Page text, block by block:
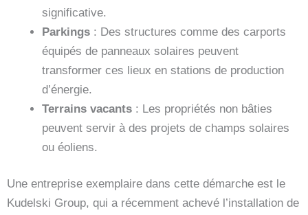
significative.
Parkings : Des structures comme des carports
équipés de panneaux solaires peuvent
transformer ces lieux en stations de production
d’énergie.
Terrains vacants : Les propriétés non bâties
peuvent servir à des projets de champs solaires
ou éoliens.
Une entreprise exemplaire dans cette démarche est le
Kudelski Group, qui a récemment achevé l’installation de